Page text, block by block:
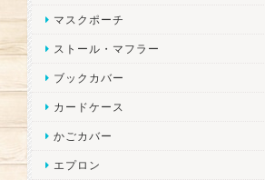
マスクポーチ
ストール・マフラー
ブックカバー
カードケース
かごカバー
エプロン